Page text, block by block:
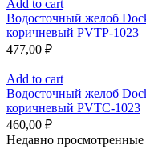
Add to cart
Водосточный желоб
коричневый PVTP-1023
477,00 ₽
Add to cart
Водосточный желоб
коричневый PVTC-1023
460,00 ₽
Недавно просмотренные